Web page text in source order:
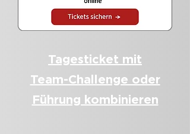
Tagesticket mit
Team-Challenge oder
Führung kombinieren